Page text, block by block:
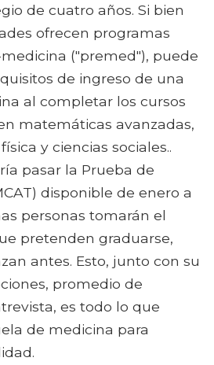
de cuatro años. Si bien
ofrecen programas
("premed"), puede
de ingreso de una
al completar los cursos
matemáticas avanzadas,
y ciencias sociales..
pasar la Prueba de
disponible de enero a
personas tomarán el
pretenden graduarse,
antes. Esto, junto con su
promedio de
es todo lo que
de medicina para